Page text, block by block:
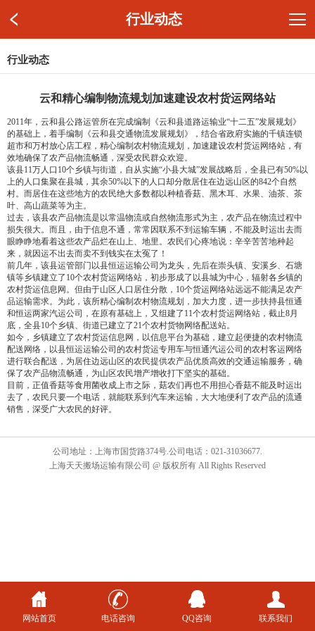
行业动态
行业动态
云和精心编制物流规划加速建设农村货运网络站
2011年，云和县公路运管所在完成编制《云和县道路运输业“十二五”发展规划》
的基础上，着手编制《云和县交通物流发展规划》，结合省政府实施的千镇连锁
超市和万村放心店工程，精心编制农村物流规划，加速建设农村货运网络站，有
效地确保了农产品物流畅通，深受农民群众欢迎。
该县11万人口10个乡镇与街道，自从实施“小县大城”发展战略后，全县已有50%以
上的人口集聚在县城，其余50%以下的人口却分散居住在边远山区的842个自然
村。而居住在这些地方的农民绝大多数都以种植香菇、黑木耳、水果、油茶、茶
叶、高山蔬菜等为主。
过去，该县农产品物流是以常温物流或自然物流形式为主，农产品在物流过程中
损失很大。而且，由于信息不通，常常因联系不到运输车辆，不能及时运出去而
眼睁睁地看着这些农产品烂在山上、地里。农民们心疼地说：辛辛苦苦地种起
来，就因运不出去而卖不到钱实在太冤了！
前几年，该县运管部门以县恒运运输公司为龙头，先后在崇头镇、安溪乡、石塘
镇等乡镇建立了10个农村货运网络站，初步形成了以县城为中心，辐射各乡镇的
农村货运信息网。但由于山区人口居住分散，10个货运网络站远远不能满足农产
品运输需求。为此，该所精心编制农村物流规划，加大力度，进一步扶持县恒通
和恒运两家汽运公司，在原有基础上，又组建了11个农村货运网络站，截止8月
底，全县10个乡镇、街道已建立了21个农村货物网络配送站。
如今，乡镇建立了农村货运信息网，以信息平台为基础，建立起便捷的农村物流
配送网络，以县恒运运输公司的农村货运专用车与恒通汽运公司的农村客运网络
进行联合配送，为居住边远山区的农民提供农产品优质高效的交通运输服务，确
保了农产品物流畅通，为山区农民增产增收打下坚实的基础。
目前，正值香菇等食用菌收成上市之际，菇农们再也不用担心香菇不能及时运出
去了，农民只要一个电话，就能联系到汽车来运输，大大地便利了农产品的流通
销售，深受广大农民的好评。
公司地址：上海市国货路374号.公司电话：021-31036677.
上海天天搬场运输有限公司 @ 版权所有 All Rights Reserved
网站首页 电话咨询 QQ咨询 联系我们